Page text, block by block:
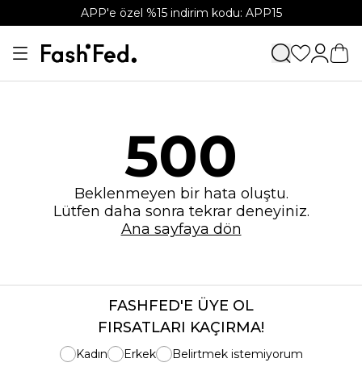
APP'e özel %15 indirim kodu: APP15
500
Beklenmeyen bir hata oluştu.
Lütfen daha sonra tekrar deneyiniz.
Ana sayfaya dön
FASHFED'E ÜYE OL
FIRSATLARI KAÇIRMA!
Kadın Erkek
Belirtmek istemiyorum